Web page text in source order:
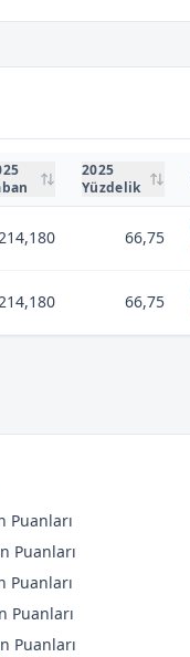
2025
Yüzdelik
66,75
66,75
Puanları
Puanları
Puanları
Puanları
Puanları